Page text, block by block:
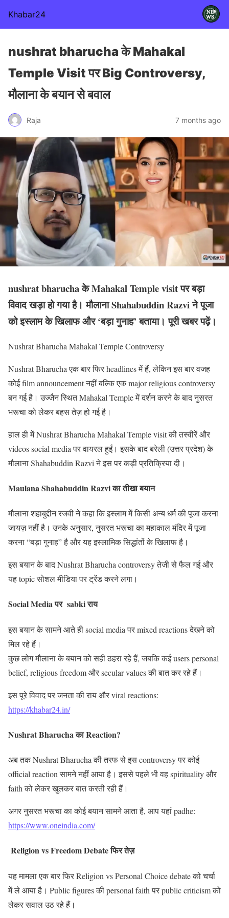
Khabar24
nushrat bharucha के Mahakal
Temple Visit पर Big Controversy,
मौलाना के बयान से बवाल
Raja 7 months ago
nushrat bharucha के Mahakal Temple visit पर बड़ा
विवाद खड़ा हो गया है। मौलाना Shahabuddin Razvi ने पूजा
को इस्लाम के खिलाफ और ‘बड़ा गुनाह’ बताया। पूरी खबर पढ़ें।
Nushrat Bharucha Mahakal Temple Controversy
Nushrat Bharucha एक बार फिर headlines में हैं, लेकिन इस बार वजह
कोई film announcement नहीं बल्कि एक major religious controversy
बन गई है। उज्जैन स्थित Mahakal Temple में दर्शन करने के बाद नुसरत
भरूचा को लेकर बहस तेज़ हो गई है।
हाल ही में Nushrat Bharucha Mahakal Temple visit की तस्वीरें और
videos social media पर वायरल हुईं। इसके बाद बरेली (उत्तर प्रदेश) के
मौलाना Shahabuddin Razvi ने इस पर कड़ी प्रतिक्रिया दी।
Maulana Shahabuddin Razvi का तीखा बयान
मौलाना शहाबुद्दीन रजवी ने कहा कि इस्लाम में किसी अन्य धर्म की पूजा करना
जायज़ नहीं है। उनके अनुसार, नुसरत भरूचा का महाकाल मंदिर में पूजा
करना “बड़ा गुनाह” है और यह इस्लामिक सिद्धांतों के खिलाफ है।
इस बयान के बाद Nushrat Bharucha controversy तेजी से फैल गई और
यह topic सोशल मीडिया पर ट्रेंड करने लगा।
Social Media पर sabki राय
इस बयान के सामने आते ही social media पर mixed reactions देखने को
मिल रहे हैं।
कुछ लोग मौलाना के बयान को सही ठहरा रहे हैं, जबकि कई users personal
belief, religious freedom और secular values की बात कर रहे हैं।
इस पूरे विवाद पर जनता की राय और viral reactions:
https://khabar24.in/
Nushrat Bharucha का Reaction?
अब तक Nushrat Bharucha की तरफ से इस controversy पर कोई
official reaction सामने नहीं आया है। इससे पहले भी वह spirituality और
faith को लेकर खुलकर बात करती रही हैं।
अगर नुसरत भरूचा का कोई बयान सामने आता है, आप यहां padhe:
https://www.oneindia.com/
Religion vs Freedom Debate फिर तेज़
यह मामला एक बार फिर Religion vs Personal Choice debate को चर्चा
में ले आया है। Public figures की personal faith पर public criticism को
लेकर सवाल उठ रहे हैं।